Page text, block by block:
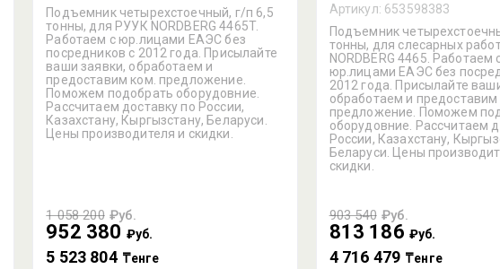
Подъемник четырехстоечный, г/п 6,5
тонны, для РУУК NORDBERG 4465T.
Работаем с юр.лицами ЕАЭС без
посредников с 2012 года. Присылайте
ваши заявки, обработаем и
предоставим ком. предложение.
Поможем подобрать оборудовние.
Рассчитаем доставку по России,
Казахстану, Кыргызстану, Беларуси.
Цены производителя и скидки.
1 058 200 ₽уб.
952 380 ₽уб.
5 523 804 ₸енге
Артикул: 653598383
Подъемник
тонны, для слесарных
NORDBERG 4465. Работаем
юр.лицами ЕАЭС без
2012 года. Присылайте
обработаем и предоставим
предложение. Поможем
оборудовние. Рассчитаем
России, Казахстану,
Беларуси. Цены
скидки.
903 540 ₽уб.
813 186 ₽уб.
4 716 479 ₸енге